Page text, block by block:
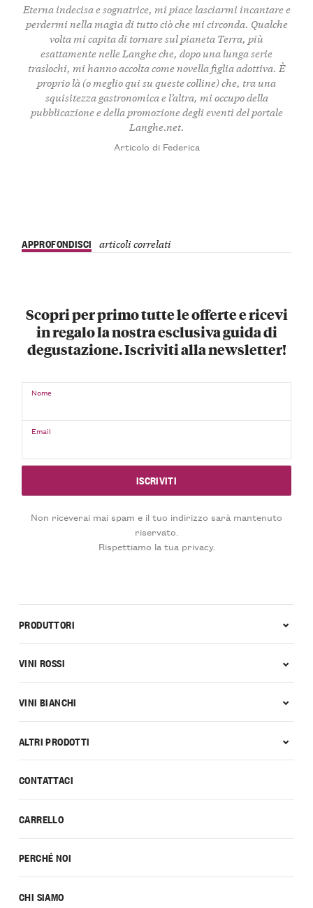
Eterna indecisa e sognatrice, mi piace lasciarmi incantare e
perdermi nella magia di tutto ciò che mi circonda. Qualche
volta mi capita di tornare sul pianeta Terra, più
esattamente nelle Langhe che, dopo una lunga serie
traslochi, mi hanno accolta come novella figlia adottiva. È
proprio là (o meglio qui su queste colline) che, tra una
squisitezza gastronomica e l’altra, mi occupo della
pubblicazione e della promozione degli eventi del portale
Langhe.net.
Articolo di Federica
APPROFONDISCI articoli correlati
Scopri per primo tutte le offerte e ricevi
in regalo la nostra esclusiva guida di
degustazione. Iscriviti alla newsletter!
Nome
Email
Non riceverai mai spam e il tuo indirizzo sarà mantenuto
riservato.
Rispettiamo la tua privacy.
CONTATTACI
CARRELLO
PERCHÉ NOI
CHI SIAMO
PRODUTTORI
VINI ROSSI
VINI BIANCHI
ALTRI PRODOTTI